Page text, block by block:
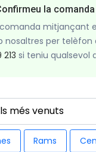
la comanda
mitjançant
nosaltres per telèfon
si teniu qualsevol
Rams